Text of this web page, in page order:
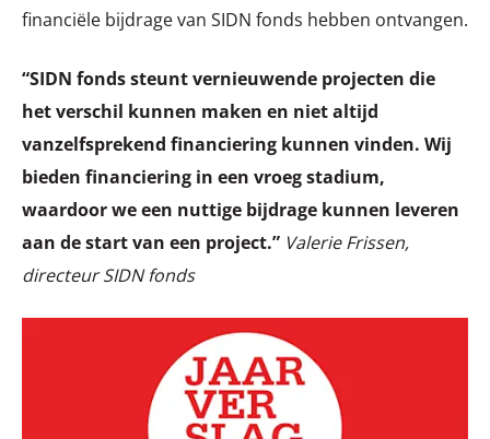
financiële bijdrage van SIDN fonds hebben ontvangen.
“SIDN fonds steunt vernieuwende projecten die
het verschil kunnen maken en niet altijd
vanzelfsprekend financiering kunnen vinden. Wij
bieden financiering in een vroeg stadium,
waardoor we een nuttige bijdrage kunnen leveren
aan de start van een project.” Valerie Frissen,
directeur SIDN fonds